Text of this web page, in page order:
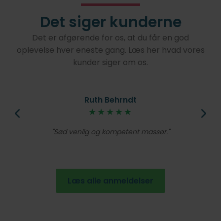
Det siger kunderne
Det er afgørende for os, at du får en god
oplevelse hver eneste gang. Læs her hvad vores
kunder siger om os.
Ruth Behrndt
★★★★★
Sød venlig og kompetent massør.
Læs alle anmeldelser